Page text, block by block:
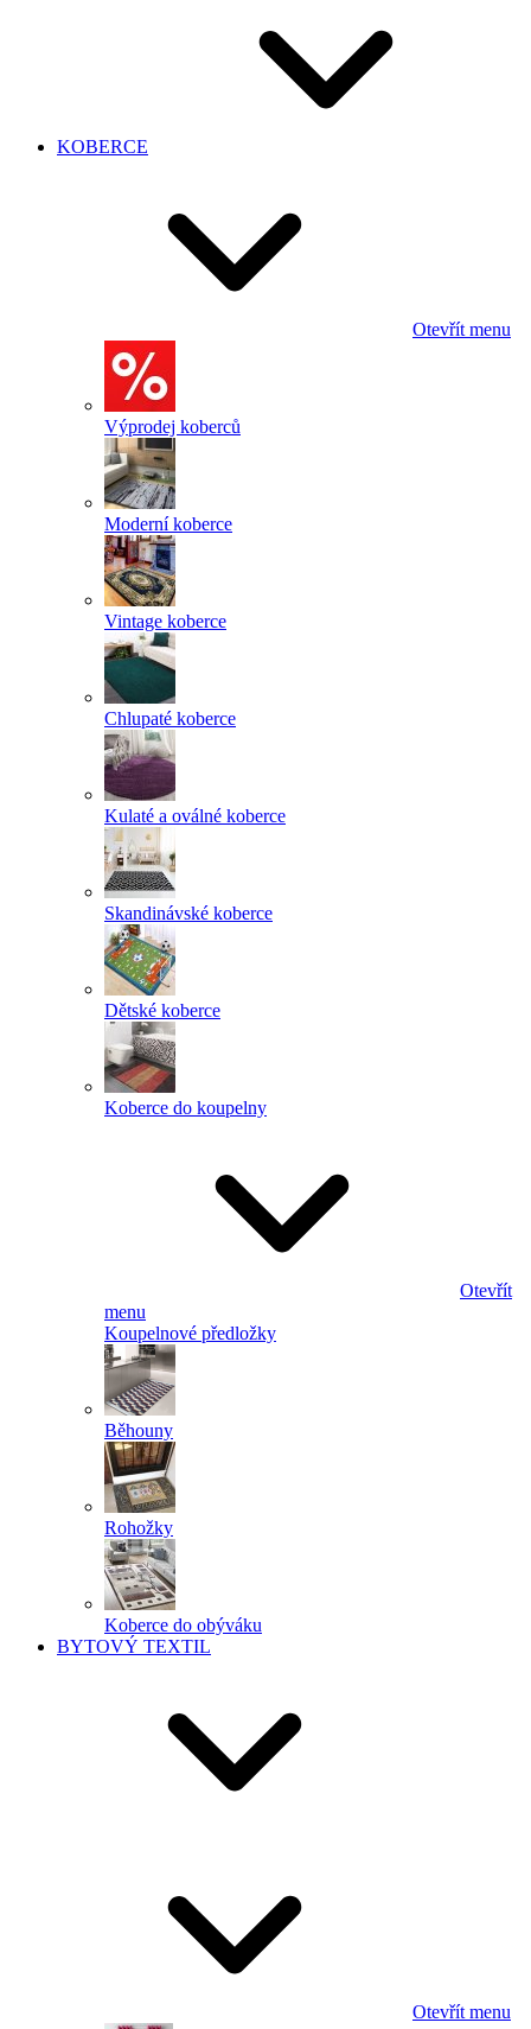
KOBERCE
Otevřít menu
Výprodej koberců
Moderní koberce
Vintage koberce
Chlupaté koberce
Kulaté a oválné koberce
Skandinávské koberce
Dětské koberce
Koberce do koupelny
Otevřít
menu
Koupelnové předložky
Běhouny
Rohožky
Koberce do obýváku
BYTOVÝ TEXTIL
Otevřít menu